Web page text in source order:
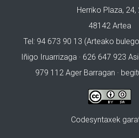
Herriko Plaza, 24,
48142 Artea
Tel: 94 673 90 13 (Arteako
Iñigo Iruarrizaga · 626 647 923
979 112 Ager Barragan ·
Codesyntaxek